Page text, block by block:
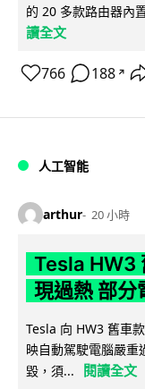
的 20 多款路由器內
讀全文
766 188 ↗
人工智能
arthur 20 小時
Tesla HW3
現過熱 部分
Tesla 向 HW3 舊車
映自動駕駛電腦嚴重
毀，須...
閱讀全文